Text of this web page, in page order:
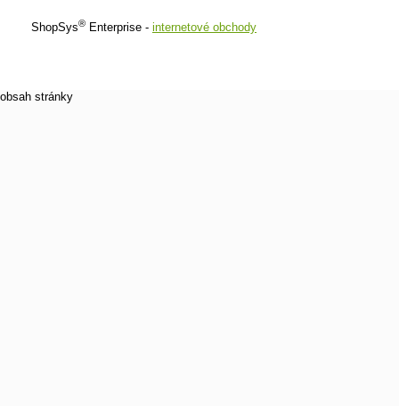
ShopSys® Enterprise - internetové obchody
obsah stránky